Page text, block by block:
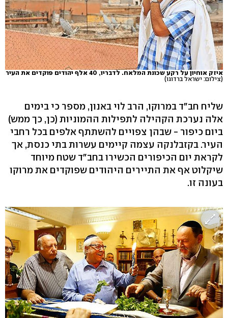
איזק אוחיון על רקע שכונת המלאח. לדבריו, 40 אלף יהודים פוקדים את העיר
(צילום: ישראל ברדוגו)
שליח חב"ד במרוקו, הרב לוי באנון, מספר כי בימים
אלה נערכת הקהילה לתפילות ההמוניות (כן, כך ממש)
ביום כיפור - שבהן צפויים להשתתף אלפים בכל רחבי
העיר. בקזבלנקה עצמה קיימים עשרות בתי כנסת, אך
לקראת יום הכיפורים הכשירו בחב"ד שטח מיוחד
שיקלוט אף את התיירים היהודים שפוקדים את מרוקו
בעונה זו.